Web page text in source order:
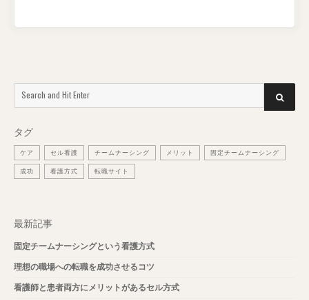
SEARCH
タグ
ケア セル看護 チームナーシング メリット 固定チームナーシング
成功 看護方式 転職サイト
最新記事
固定チームナーシングという看護方式
理想の職場への転職を成功させるコツ
看護師と患者両方にメリットがあるセル方式